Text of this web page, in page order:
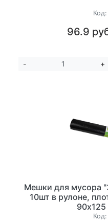
Код:
96.9
- +
Мешки для мусора
10шт в рулоне,
Код: